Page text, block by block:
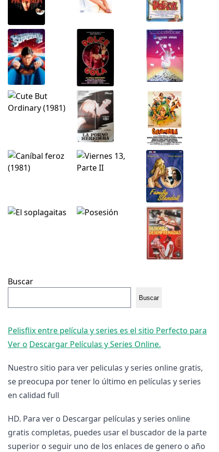
Buscar
Buscar
Pelisflix entre película y series es el sitio Perfecto para
Ver o Descargar Películas y Series Online.
Nuestro sitio para ver peliculas y series online gratis,
se preocupa por tener lo último en películas y series
en calidad full
HD. Para ver o Descargar películas y series online
gratis completas, puedes usar el buscador de la parte
superior o seguir uno de los enlaces de genero o año